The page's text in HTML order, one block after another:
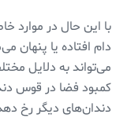
با این حال در موارد
دام افتاده یا پنهان
می‌تواند به دلایل
کمبود فضا در قوس
دندان‌های دیگر رخ